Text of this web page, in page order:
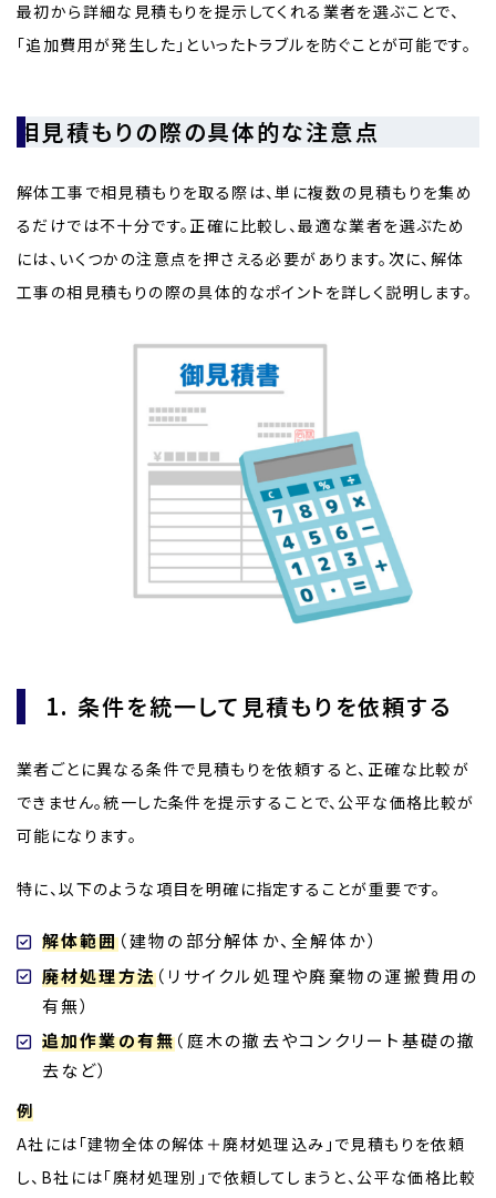
最初から詳細な見積もりを提示してくれる業者を選ぶことで、
「追加費用が発生した」といったトラブルを防ぐことが可能です。
相見積もりの際の具体的な注意点
解体工事で相見積もりを取る際は、単に複数の見積もりを集め
るだけでは不十分です。正確に比較し、最適な業者を選ぶため
には、いくつかの注意点を押さえる必要があります。次に、解体
工事の相見積もりの際の具体的なポイントを詳しく説明します。
1. 条件を統一して見積もりを依頼する
業者ごとに異なる条件で見積もりを依頼すると、正確な比較が
できません。統一した条件を提示することで、公平な価格比較が
可能になります。
特に、以下のような項目を明確に指定することが重要です。
解体範囲（建物の部分解体か、全解体か）
廃材処理方法（リサイクル処理や廃棄物の運搬費用の
有無）
追加作業の有無（庭木の撤去やコンクリート基礎の撤
去など）
例
A社には「建物全体の解体＋廃材処理込み」で見積もりを依頼
し、B社には「廃材処理別」で依頼してしまうと、公平な価格比較